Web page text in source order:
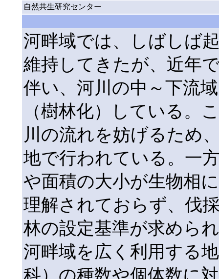
自然共生研究センター
河畔域では、しばしば
維持してきたが、近年
伴い、河川の中～下流
（樹林化）している。
川の流れを妨げるため
地で行われている。一
や面積の大小が生物相
理解されておらず、伐
林の設定基準が求めら
河畔域を広く利用する
科）の種数や個体数に